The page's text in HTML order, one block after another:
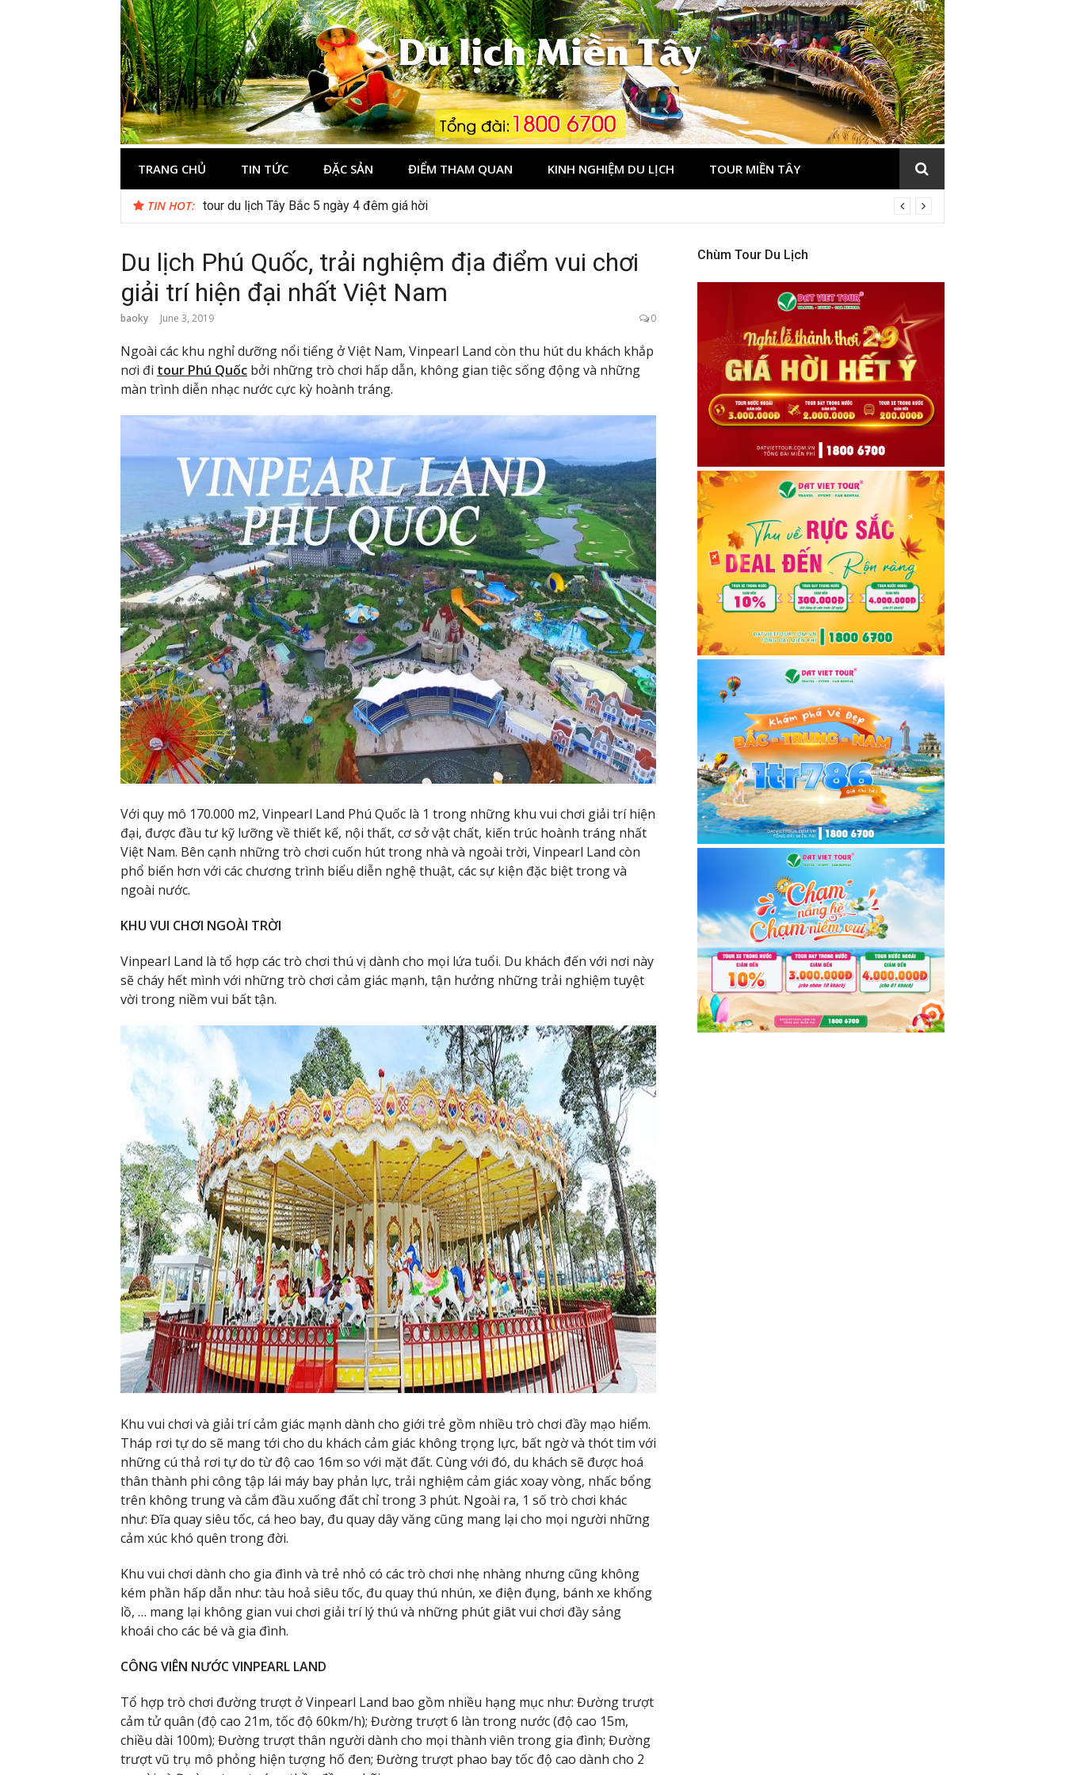
Du lịch Miền Tây
TRANG CHỦ TIN TỨC ĐẶC SẢN ĐIỂM THAM QUAN KINH NGHIỆM DU LỊCH TOUR MIỀN TÂY
TIN HOT: Checklist quán cà phê đẹp dịp 2/9 ở Đà Lạt nên ghé
Du lịch Phú Quốc, trải nghiệm địa điểm vui chơi
giải trí hiện đại nhất Việt Nam
baoky June 3, 2019 0
Ngoài các khu nghỉ dưỡng nổi tiếng ở Việt Nam, Vinpearl Land còn thu hút du khách khắp
nơi đi tour Phú Quốc bởi những trò chơi hấp dẫn, không gian tiệc sống động và những
màn trình diễn nhạc nước cực kỳ hoành tráng.
Với quy mô 170.000 m2, Vinpearl Land Phú Quốc là 1 trong những khu vui chơi giải trí hiện
đại, được đầu tư kỹ lưỡng về thiết kế, nội thất, cơ sở vật chất, kiến trúc hoành tráng nhất
Việt Nam. Bên cạnh những trò chơi cuốn hút trong nhà và ngoài trời, Vinpearl Land còn
phổ biến hơn với các chương trình biểu diễn nghệ thuật, các sự kiện đặc biệt trong và
ngoài nước.
KHU VUI CHƠI NGOÀI TRỜI
Vinpearl Land là tổ hợp các trò chơi thú vị dành cho mọi lứa tuổi. Du khách đến với nơi này
sẽ cháy hết mình với những trò chơi cảm giác mạnh, tận hưởng những trải nghiệm tuyệt
vời trong niềm vui bất tận.
Khu vui chơi và giải trí cảm giác mạnh dành cho giới trẻ gồm nhiều trò chơi đầy mạo hiểm.
Tháp rơi tự do sẽ mang tới cho du khách cảm giác không trọng lực, bất ngờ và thót tim với
những cú thả rơi tự do từ độ cao 16m so với mặt đất. Cùng với đó, du khách sẽ được hoá
thân thành phi công tập lái máy bay phản lực, trải nghiệm cảm giác xoay vòng, nhấc bổng
trên không trung và cắm đầu xuống đất chỉ trong 3 phút. Ngoài ra, 1 số trò chơi khác
như: Đĩa quay siêu tốc, cá heo bay, đu quay dây văng cũng mang lại cho mọi người những
cảm xúc khó quên trong đời.
Khu vui chơi dành cho gia đình và trẻ nhỏ có các trò chơi nhẹ nhàng nhưng cũng không
kém phần hấp dẫn như: tàu hoả siêu tốc, đu quay thú nhún, xe điện đụng, bánh xe khổng
lồ, … mang lại không gian vui chơi giải trí lý thú và những phút giât vui chơi đầy sảng
khoái cho các bé và gia đình.
CÔNG VIÊN NƯỚC VINPEARL LAND
Tổ hợp trò chơi đường trượt ở Vinpearl Land bao gồm nhiều hạng mục như: Đường trượt
cảm tử quân (độ cao 21m, tốc độ 60km/h); Đường trượt 6 làn trong nước (độ cao 15m,
chiều dài 100m); Đường trượt thân người dành cho mọi thành viên trong gia đình; Đường
trượt vũ trụ mô phỏng hiện tượng hố đen; Đường trượt phao bay tốc độ cao dành cho 2
Chùm Tour Du Lịch